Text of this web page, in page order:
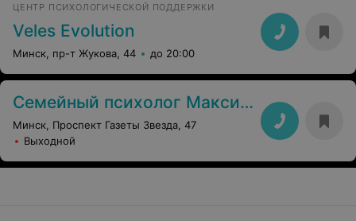
ЦЕНТР ПСИХОЛОГИЧЕСКОЙ ПОДДЕРЖКИ
Veles Evolution
Минск, пр-т Жукова, 44 до 20:00
Семейный психолог Максим Бодиков
Минск, Проспект Газеты Звезда, 47
Выходной